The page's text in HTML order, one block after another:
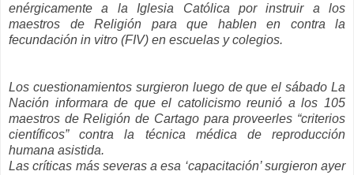
enérgicamente a la Iglesia Católica por instruir a los
maestros de Religión para que hablen en contra la
fecundación in vitro (FIV) en escuelas y colegios.
Los cuestionamientos surgieron luego de que el sábado La
Nación informara de que el catolicismo reunió a los 105
maestros de Religión de Cartago para proveerles “criterios
científicos” contra la técnica médica de reproducción
humana asistida.
Las críticas más severas a esa ‘capacitación’ surgieron ayer